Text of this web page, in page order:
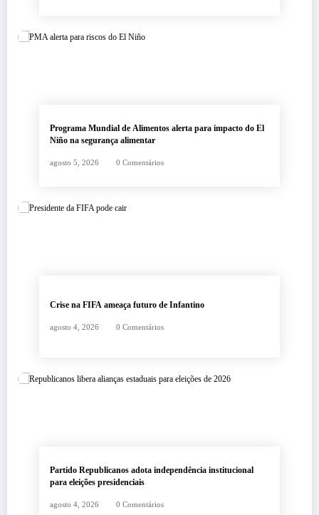
Programa Mundial de Alimentos alerta para impacto do El
Niño na segurança alimentar
agosto 5, 2026 0 Comentários
Crise na FIFA ameaça futuro de Infantino
agosto 4, 2026 0 Comentários
Partido Republicanos adota independência institucional
para eleições presidenciais
agosto 4, 2026 0 Comentários